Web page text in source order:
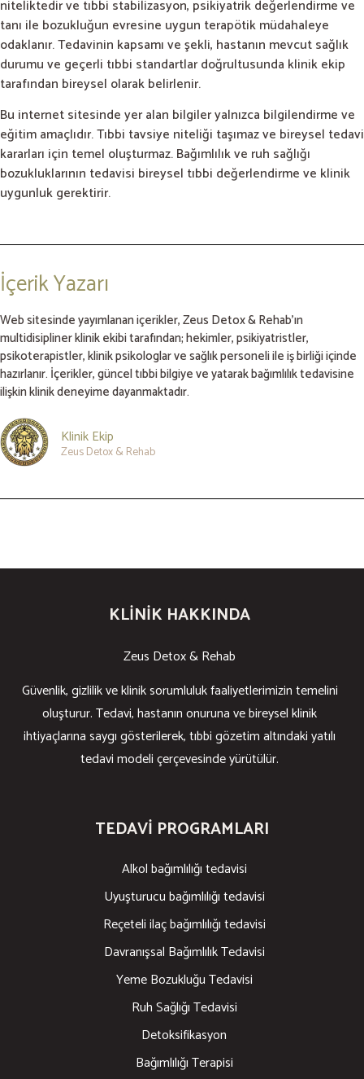
niteliktedir ve tıbbi stabilizasyon, psikiyatrik değerlendirme ve
tanı ile bozukluğun evresine uygun terapötik müdahaleye
odaklanır. Tedavinin kapsamı ve şekli, hastanın mevcut sağlık
durumu ve geçerli tıbbi standartlar doğrultusunda klinik ekip
tarafından bireysel olarak belirlenir.
Bu internet sitesinde yer alan bilgiler yalnızca bilgilendirme ve
eğitim amaçlıdır. Tıbbi tavsiye niteliği taşımaz ve bireysel tedavi
kararları için temel oluşturmaz. Bağımlılık ve ruh sağlığı
bozukluklarının tedavisi bireysel tıbbi değerlendirme ve klinik
uygunluk gerektirir.
İçerik Yazarı
Web sitesinde yayımlanan içerikler, Zeus Detox & Rehab’ın
multidisipliner klinik ekibi tarafından; hekimler, psikiyatristler,
psikoterapistler, klinik psikologlar ve sağlık personeli ile iş birliği içinde
hazırlanır. İçerikler, güncel tıbbi bilgiye ve yatarak bağımlılık tedavisine
ilişkin klinik deneyime dayanmaktadır.
Klinik Ekip
Zeus Detox & Rehab
KLINIK HAKKINDA
Zeus Detox & Rehab
Güvenlik, gizlilik ve klinik sorumluluk faaliyetlerimizin temelini
oluşturur. Tedavi, hastanın onuruna ve bireysel klinik
ihtiyaçlarına saygı gösterilerek, tıbbi gözetim altındaki yatılı
tedavi modeli çerçevesinde yürütülür.
TEDAVI PROGRAMLARI
Alkol bağımlılığı tedavisi
Uyuşturucu bağımlılığı tedavisi
Reçeteli ilaç bağımlılığı tedavisi
Davranışsal Bağımlılık Tedavisi
Yeme Bozukluğu Tedavisi
Ruh Sağlığı Tedavisi
Detoksifikasyon
Bağımlılığı Terapisi